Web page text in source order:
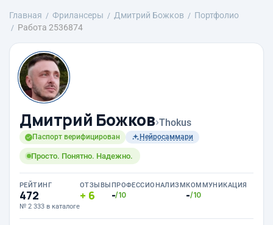
Главная Фрилансеры Дмитрий Божков
Портфолио
Работа 2536874
Дмитрий Божков›Thokus
Паспорт верифицирован Нейросаммари
Просто. Понятно. Надежно.
РЕЙТИНГ
472
№ 2 333 в каталоге
ОТЗЫВЫ
6
ПРОФЕССИОНАЛИЗМ
-/10
КОММУНИКАЦИЯ
-/10